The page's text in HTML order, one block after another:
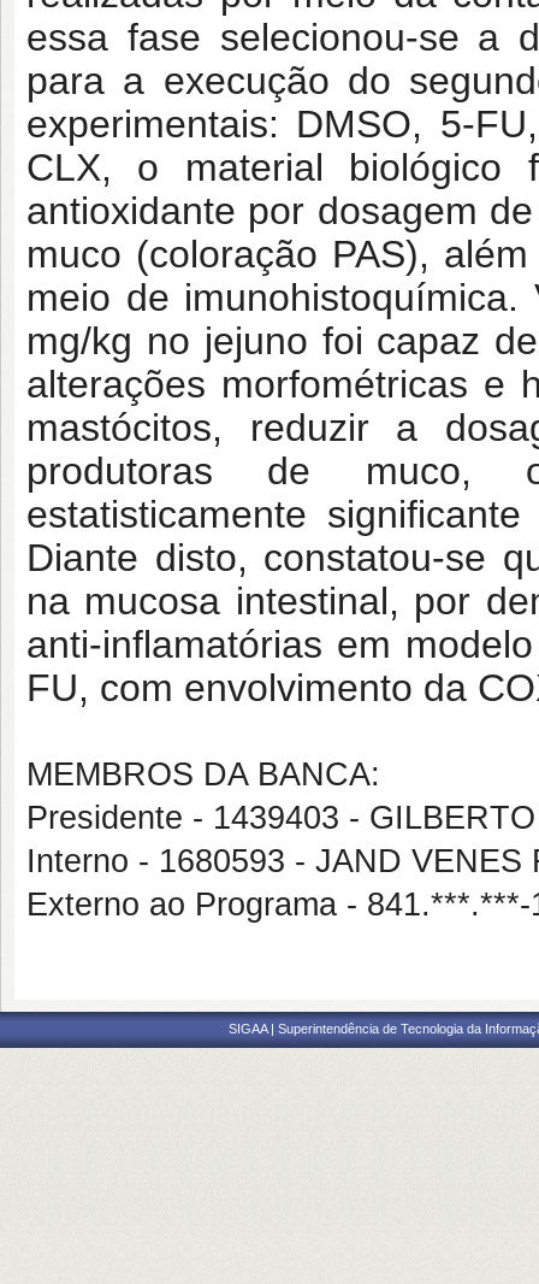
essa fase selecionou-se a
para a execução do
experimentais: DMSO, 5-
CLX, o material biológico
antioxidante por dosagem
muco (coloração PAS),
meio de
mg/kg no jejuno foi capaz
alterações morfométricas e
mastócitos, reduzir a
produtoras de muco,
estatisticamente
Diante disto, constatou-se
na mucosa intestinal, por
anti-inflamatórias em
FU, com envolvimento da
MEMBROS DA BANCA:
Presidente - 1439403 -
Interno - 1680593 - JAND VENES
Externo ao Programa -
SIGAA | Superintendência de Tecnologia da